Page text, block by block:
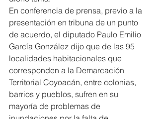
En conferencia de prensa, previo a la
presentación en tribuna de un punto
de acuerdo, el diputado Paulo Emilio
García González dijo que de las 95
localidades habitacionales que
corresponden a la Demarcación
Territorial Coyoacán, entre colonias,
barrios y pueblos, sufren en su
mayoría de problemas de